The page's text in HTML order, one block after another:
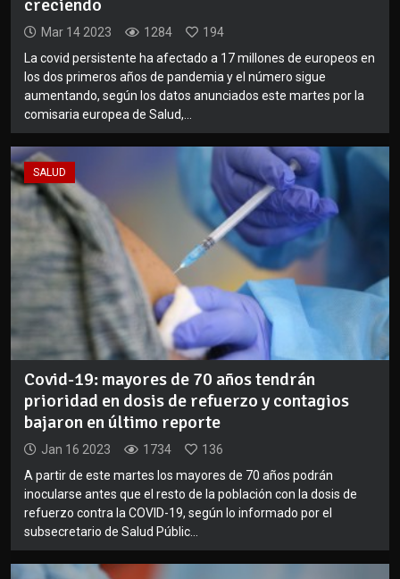
creciendo
Mar 14 2023 1284
194
La covid persistente ha afectado a 17 millones de europeos en
los dos primeros años de pandemia y el número sigue
aumentando, según los datos anunciados este martes por la
comisaria europea de Salud,...
SALUD
Covid-19: mayores de 70 años tendrán
prioridad en dosis de refuerzo y contagios
bajaron en último reporte
Jan 16 2023 1734
136
A partir de este martes los mayores de 70 años podrán
inocularse antes que el resto de la población con la dosis de
refuerzo contra la COVID-19, según lo informado por el
subsecretario de Salud Públic...